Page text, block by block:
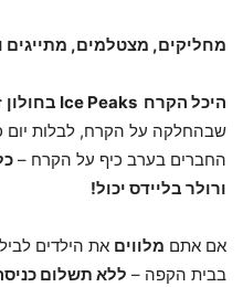
מחליקים, מצטלמים, מתייגים
היכל הקרח Ice Peaks בחולון
שבהחלקה על הקרח, לבלות יום
החברים בערב כיף על הקרח –
ורולר בליידס יכול!
אם אתם מלווים את הילדים
בבית הקפה – ללא תשלום